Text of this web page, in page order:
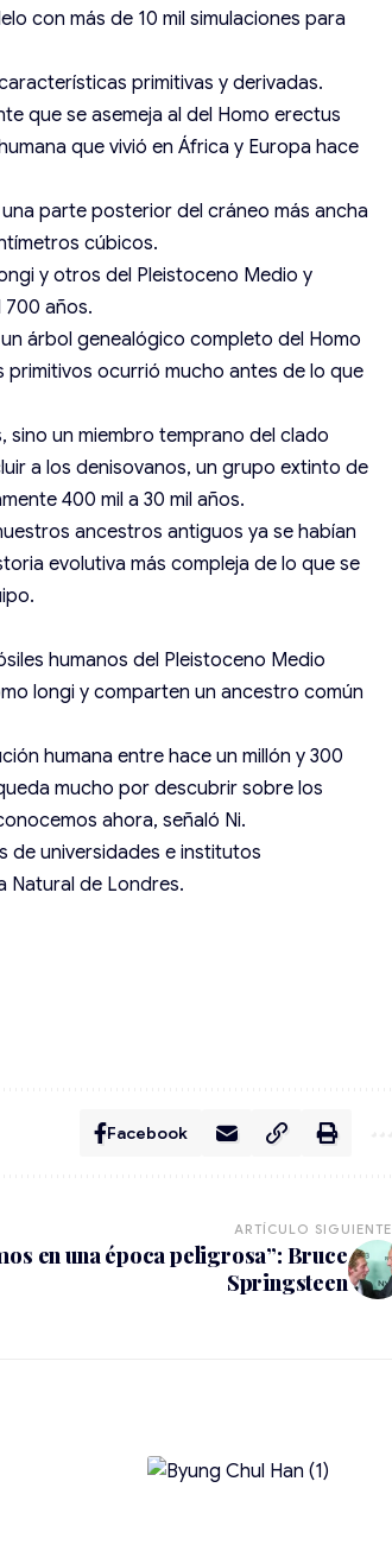
con más de 10 mil simulaciones para
primitivas y derivadas.
que se asemeja al del Homo erectus
que vivió en África y Europa hace
parte posterior del cráneo más ancha
cúbicos.
y otros del Pleistoceno Medio y
700 años.
árbol genealógico completo del Homo
primitivos ocurrió mucho antes de lo que
sino un miembro temprano del clado
a los denisovanos, un grupo extinto de
400 mil a 30 mil años.
ancestros antiguos ya se habían
evolutiva más compleja de lo que se
humanos del Pleistoceno Medio
longi y comparten un ancestro común
humana entre hace un millón y 300
mucho por descubrir sobre los
ahora, señaló Ni.
de universidades e institutos
Natural de Londres.
Facebook
ARTÍCULO SIGUIENTE
en una época peligrosa”: Bruce
Springsteen